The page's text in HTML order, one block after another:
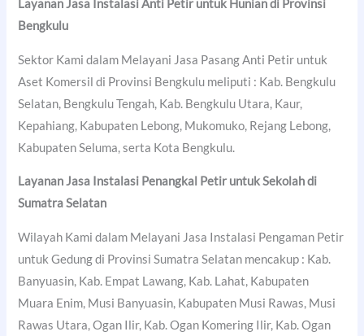
Layanan Jasa Instalasi Anti Petir untuk Hunian di Provinsi
Bengkulu
Sektor Kami dalam Melayani Jasa Pasang Anti Petir untuk
Aset Komersil di Provinsi Bengkulu meliputi : Kab. Bengkulu
Selatan, Bengkulu Tengah, Kab. Bengkulu Utara, Kaur,
Kepahiang, Kabupaten Lebong, Mukomuko, Rejang Lebong,
Kabupaten Seluma, serta Kota Bengkulu.
Layanan Jasa Instalasi Penangkal Petir untuk Sekolah di
Sumatra Selatan
Wilayah Kami dalam Melayani Jasa Instalasi Pengaman Petir
untuk Gedung di Provinsi Sumatra Selatan mencakup : Kab.
Banyuasin, Kab. Empat Lawang, Kab. Lahat, Kabupaten
Muara Enim, Musi Banyuasin, Kabupaten Musi Rawas, Musi
Rawas Utara, Ogan Ilir, Kab. Ogan Komering Ilir, Kab. Ogan